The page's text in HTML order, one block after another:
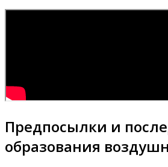
Предпосылки и
образования